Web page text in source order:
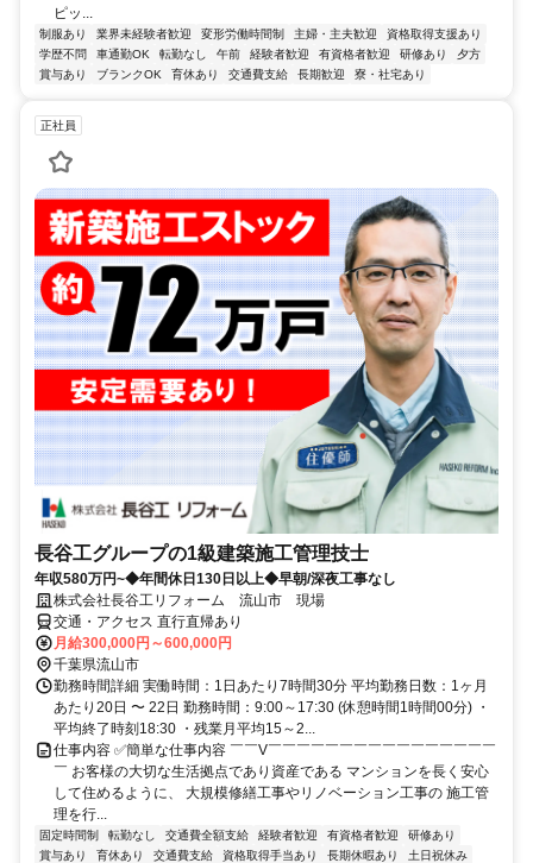
ピッ...
制服あり 業界未経験者歓迎 変形労働時間制 主婦・主夫歓迎
資格取得支援あり
学歴不問
車通勤OK 転勤なし 午前 経験者歓迎 有資格者歓迎 研修あり
夕方
賞与あり
ブランクOK 育休あり 交通費支給 長期歓迎 寮・社宅あり
正社員
長谷工グループの1級建築施工管理技士
年収580万円~◆年間休日130日以上◆早朝/深夜工事なし
株式会社長谷工リフォーム 流山市 現場
交通・アクセス 直行直帰あり
月給300,000円～600,000円
千葉県流山市
勤務時間詳細 実働時間：1日あたり7時間30分 平均勤務日数：1ヶ月
あたり20日 〜 22日 勤務時間：9:00～17:30 (休憩時間1時間00分) ・
平均終了時刻18:30 ・残業月平均15～2...
仕事内容 ✅簡単な仕事内容 ￣￣V￣￣￣￣￣￣￣￣￣￣￣￣￣￣￣￣
￣ お客様の大切な生活拠点であり資産である マンションを長く安心
して住めるように、 大規模修繕工事やリノベーション工事の 施工管
理を行...
固定時間制 転勤なし 交通費全額支給 経験者歓迎 有資格者歓迎
研修あり
賞与あり
育休あり 交通費支給 資格取得手当あり 長期休暇あり 土日祝休み